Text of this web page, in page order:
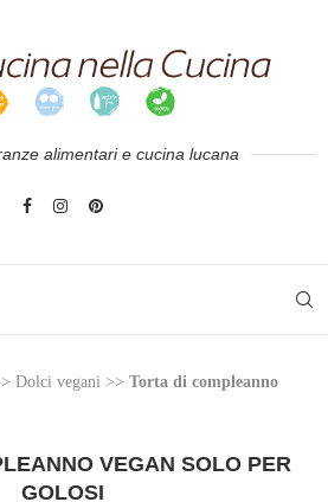
alimentari e cucina lucana
Dolci vegani >> Torta di compleanno
VEGAN SOLO PER
GOLOSI